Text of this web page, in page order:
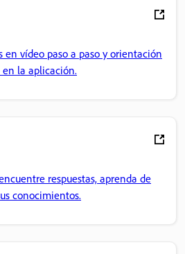
vídeo paso a paso y orientación
la aplicación.
respuestas, aprenda de
conocimientos.